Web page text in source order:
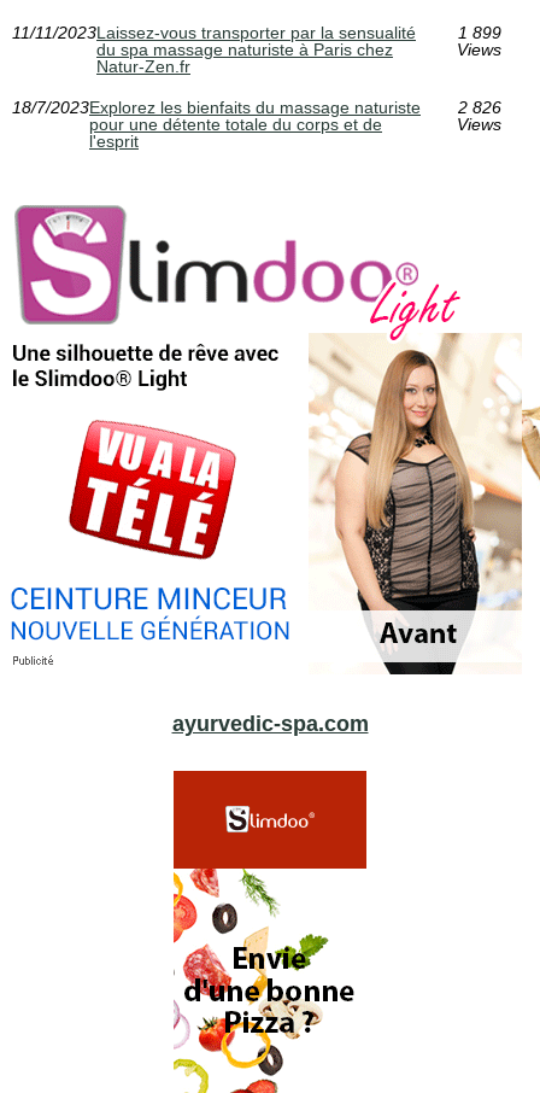
11/11/2023Laissez-vous transporter par la sensualité
du spa massage naturiste à Paris chez
Natur-Zen.fr
1 899
Views
18/7/2023Explorez les bienfaits du massage naturiste
pour une détente totale du corps et de
l'esprit
2 826
Views
ayurvedic-spa.com